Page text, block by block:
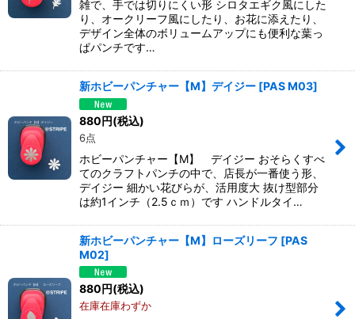
雑で、手では切りにくい形 シロタエギク風にした
り、オークリーフ風にしたり、お花に添えたり、
デザイン全体のボリュームアップにも便利な葉っ
ぱパンチです…
新ホビーパンチャー【M】デイジー [PAS M03]
880円(税込)
6点
ホビーパンチャー【M】 デイジー おそらくすべ
てのクラフトパンチの中で、店長が一番使う形、
デイジー 細かい花びらが、活用度大 抜け型部分
は約1インチ（2.5ｃｍ）です ハンドルタイ…
新ホビーパンチャー【M】ローズリーフ [PAS
M02]
880円(税込)
在庫在庫わずか